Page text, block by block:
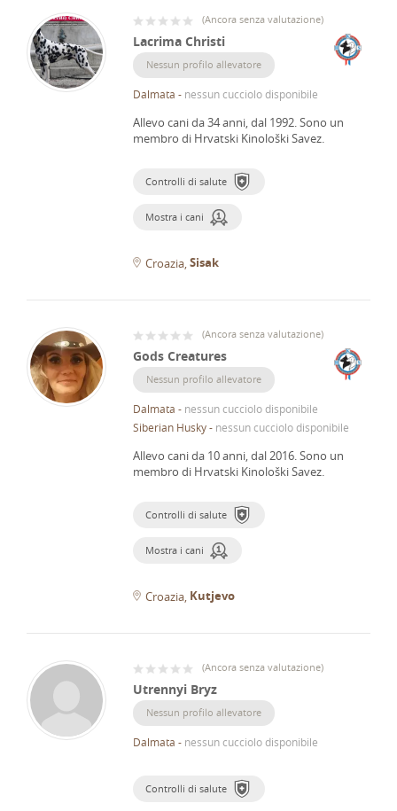
(Ancora senza valutazione)
Lacrima Christi
Nessun profilo allevatore
Dalmata - nessun cucciolo disponibile
Allevo cani da 34 anni, dal 1992.Sono un
membro di Hrvatski Kinološki Savez.
Controlli di salute
Mostra i cani
Croazia Sisak
(Ancora senza valutazione)
Gods Creatures
Nessun profilo allevatore
Dalmata - nessun cucciolo disponibile
Siberian Husky- nessun cucciolo disponibile
Allevo cani da 10 anni, dal 2016.Sono un
membro di Hrvatski Kinološki Savez.
Controlli di salute
Mostra i cani
Croazia Kutjevo
(Ancora senza valutazione)
Utrennyi Bryz
Nessun profilo allevatore
Dalmata - nessun cucciolo disponibile
Controlli di salute